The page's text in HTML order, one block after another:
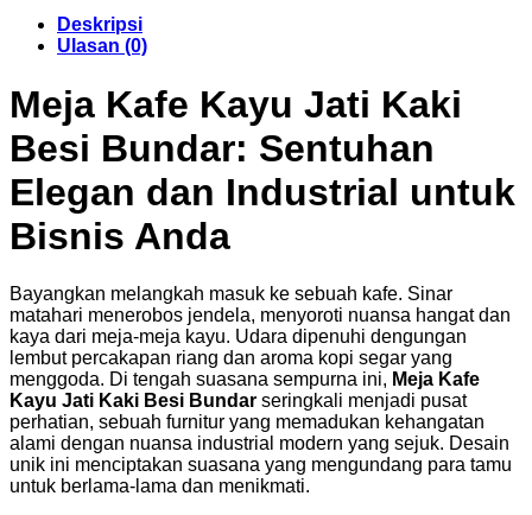
Deskripsi
Ulasan (0)
Meja Kafe Kayu Jati Kaki
Besi Bundar: Sentuhan
Elegan dan Industrial untuk
Bisnis Anda
Bayangkan melangkah masuk ke sebuah kafe. Sinar
matahari menerobos jendela, menyoroti nuansa hangat dan
kaya dari meja-meja kayu. Udara dipenuhi dengungan
lembut percakapan riang dan aroma kopi segar yang
menggoda. Di tengah suasana sempurna ini, Meja Kafe
Kayu Jati Kaki Besi Bundar seringkali menjadi pusat
perhatian, sebuah furnitur yang memadukan kehangatan
alami dengan nuansa industrial modern yang sejuk. Desain
unik ini menciptakan suasana yang mengundang para tamu
untuk berlama-lama dan menikmati.